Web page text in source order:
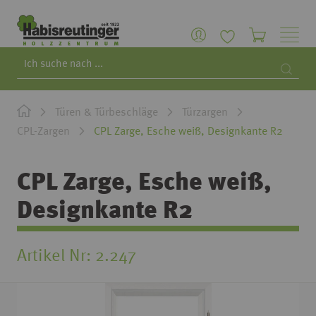
Türen & Türbeschläge
Türzargen
CPL-Zargen
CPL Zarge, Esche weiß, Designkante R2
CPL Zarge, Esche weiß,
Designkante R2
Artikel Nr 2.247